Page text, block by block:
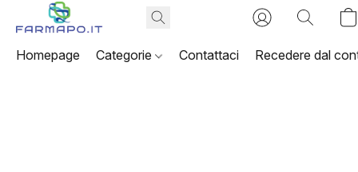
Homepage Categorie Contattaci Recedere dal